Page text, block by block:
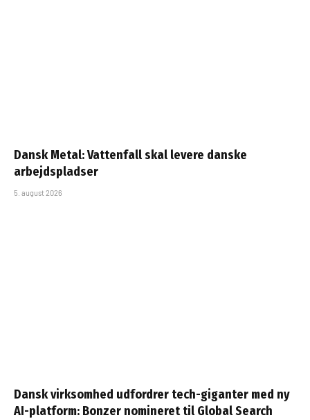
Dansk Metal: Vattenfall skal levere danske
arbejdspladser
5. august 2026
Dansk virksomhed udfordrer tech-giganter med ny
AI-platform: Bonzer nomineret til Global Search